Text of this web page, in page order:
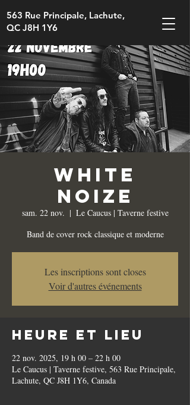
563 Rue Principale, Lachute,
QC J8H 1Y6
White
Noize
sam. 22 nov.
  |
Le Caucus | Taverne festive
Band de cover rock classique et moderne
Les inscriptions sont closes
Voir d'autres événements
Heure et lieu
22 nov. 2025, 19 h 00 – 22 h 00
Le Caucus | Taverne festive, 563 Rue Principale,
Lachute, QC J8H 1Y6, Canada